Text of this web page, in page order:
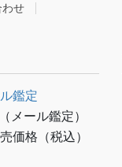
わせ
鑑定
メール鑑定）
価格（税込）